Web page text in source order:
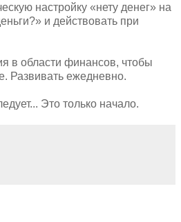
настройку «нету денег» на
и действовать при
в области финансов, чтобы
Развивать ежедневно.
Это только начало.